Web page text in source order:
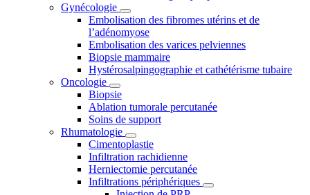
Gynécologie
Embolisation des fibromes utérins et de
l’adénomyose
Embolisation des varices pelviennes
Biopsie mammaire
Hystérosalpingographie et cathétérisme tubaire
Oncologie
Biopsie
Ablation tumorale percutanée
Soins de support
Rhumatologie
Cimentoplastie
Infiltration rachidienne
Herniectomie percutanée
Infiltrations périphériques